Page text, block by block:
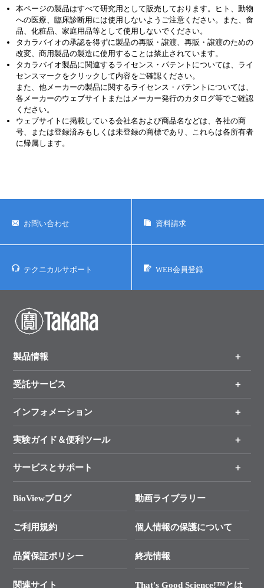
本ページの製品はすべて研究用として販売しております。ヒト、動物
への医療、臨床診断用には使用しないようご注意ください。また、食
品、化粧品、家庭用品等として使用しないでください。
タカラバイオの承認を得ずに製品の再販・譲渡、再販・譲渡のための
改変、商用製品の製造に使用することは禁止されています。
タカラバイオ製品に関連するライセンス・パテントについては、ライ
センスマークをクリックして内容をご確認ください。
また、他メーカーの製品に関するライセンス・パテントについては、
各メーカーのウェブサイトまたはメーカー発行のカタログ等でご確認
ください。
ウェブサイトに掲載している会社名および商品名などは、各社の商
号、または登録済みもしくは未登録の商標であり、これらは各所有者
に帰属します。
お問い合わせ 資料請求
テクニカルサポート WEB会員登録
製品情報
製品一覧
手法から製品を探す
新製品情報
受託サービス
オンライン注文
インフォメーション
キャンペーン
タカラバイオ各種会員募集のお知らせ
終売製品のお知らせ
価格改定のご案内
技術セミナーのご案内
実験ガイド＆便利ツール
リアルタイムPCR実験のススメ
幹細胞・再生医療研究ガイド
クローニング実験ガイド
SMARTer NGSポータルサイト
プライマー設計
サービスとサポート
総合お問い合わせ
├ 実験コンシェルジュ
├ 受託サービスお問い合わせ
BioViewブログ 動画ライブラリー
ご利用規約 個人情報の保護について
品質保証ポリシー 終売情報
関連サイト That's Good Science!™とは